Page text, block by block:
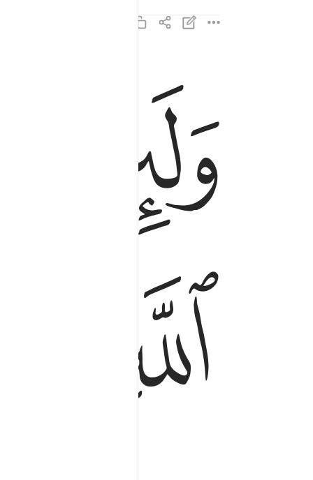
وَلَئِن مُّتُّمْ أَوْ قُتِلْتُمْ لَإِلَى ٱللَّهِ تُحْشَرُونَ ١٥٨
ﱁ
ﱆ
ถูกนำไปชุมนุม